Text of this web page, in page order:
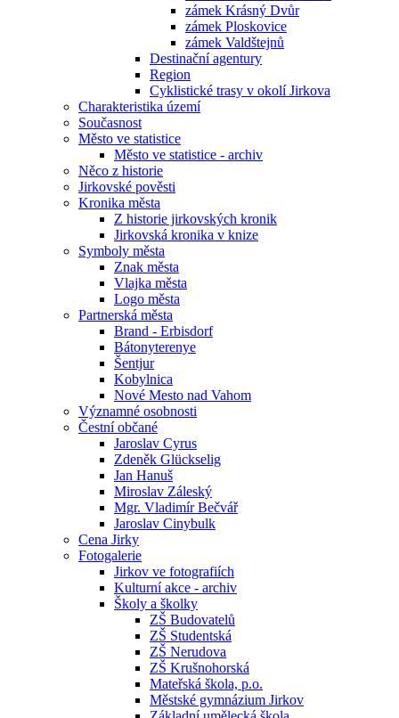
zámek Krásný Dvůr
zámek Ploskovice
zámek Valdštejnů
Destinační agentury
Region
Cyklistické trasy v okolí Jirkova
Charakteristika území
Současnost
Město ve statistice
Město ve statistice - archiv
Něco z historie
Jirkovské pověsti
Kronika města
Z historie jirkovských kronik
Jirkovská kronika v knize
Symboly města
Znak města
Vlajka města
Logo města
Partnerská města
Brand - Erbisdorf
Bátonyterenye
Šentjur
Kobylnica
Nové Mesto nad Vahom
Významné osobnosti
Čestní občané
Jaroslav Cyrus
Zdeněk Glückselig
Jan Hanuš
Miroslav Záleský
Mgr. Vladimír Bečvář
Jaroslav Cinybulk
Cena Jirky
Fotogalerie
Jirkov ve fotografiích
Kulturní akce - archiv
Školy a školky
ZŠ Budovatelů
ZŠ Studentská
ZŠ Nerudova
ZŠ Krušnohorská
Mateřská škola, p.o.
Městské gymnázium Jirkov